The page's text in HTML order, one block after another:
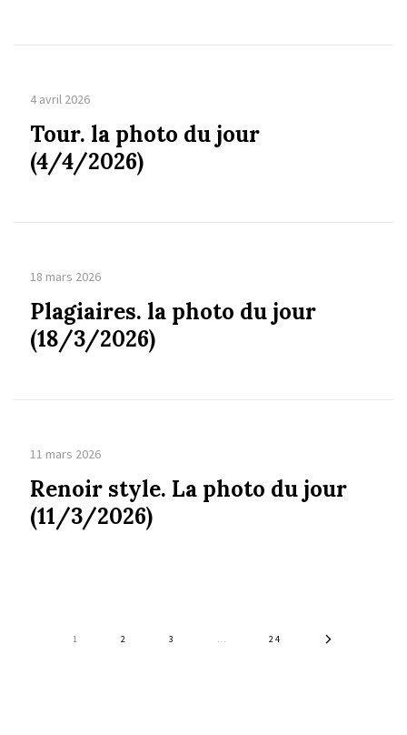
4 avril 2026
Tour. la photo du jour
(4/4/2026)
18 mars 2026
Plagiaires. la photo du jour
(18/3/2026)
11 mars 2026
Renoir style. La photo du jour
(11/3/2026)
1 2 3 … 24